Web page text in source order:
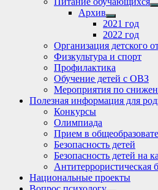
Архив
Show
sub
menu
2021 год
2022 год
Организация детского
Физкультура и спорт
Профилактика
Обучение детей с ОВЗ
Мероприятия по
Полезная информация для
Конкурсы
Олимпиада
Прием в
Безопасность детей
Безопасность детей на
Антитеррористическая
Национальные проекты